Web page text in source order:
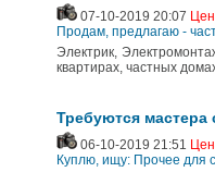
07-10-2019 20:07
Продам, предлагаю -
Электрик,
квартирах, частных
Требуются мастера
06-10-2019 21:51
Куплю, ищу: Прочее для